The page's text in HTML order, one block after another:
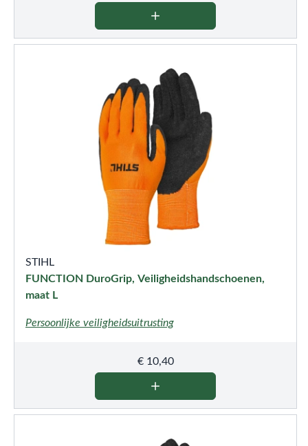
STIHL
FUNCTION DuroGrip, Veiligheidshandschoenen,
maat L
Persoonlijke veiligheidsuitrusting
€10,40